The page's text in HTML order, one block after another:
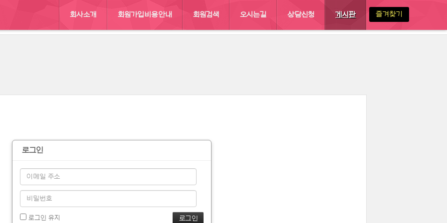
회사소개 회원가입비용안내 회원검색 오시는길 상담신청 게시판 즐겨찾기
:: 남북 :: 결혼정보회사 이루한 게시판 공지사항
로그인
로그인 유지